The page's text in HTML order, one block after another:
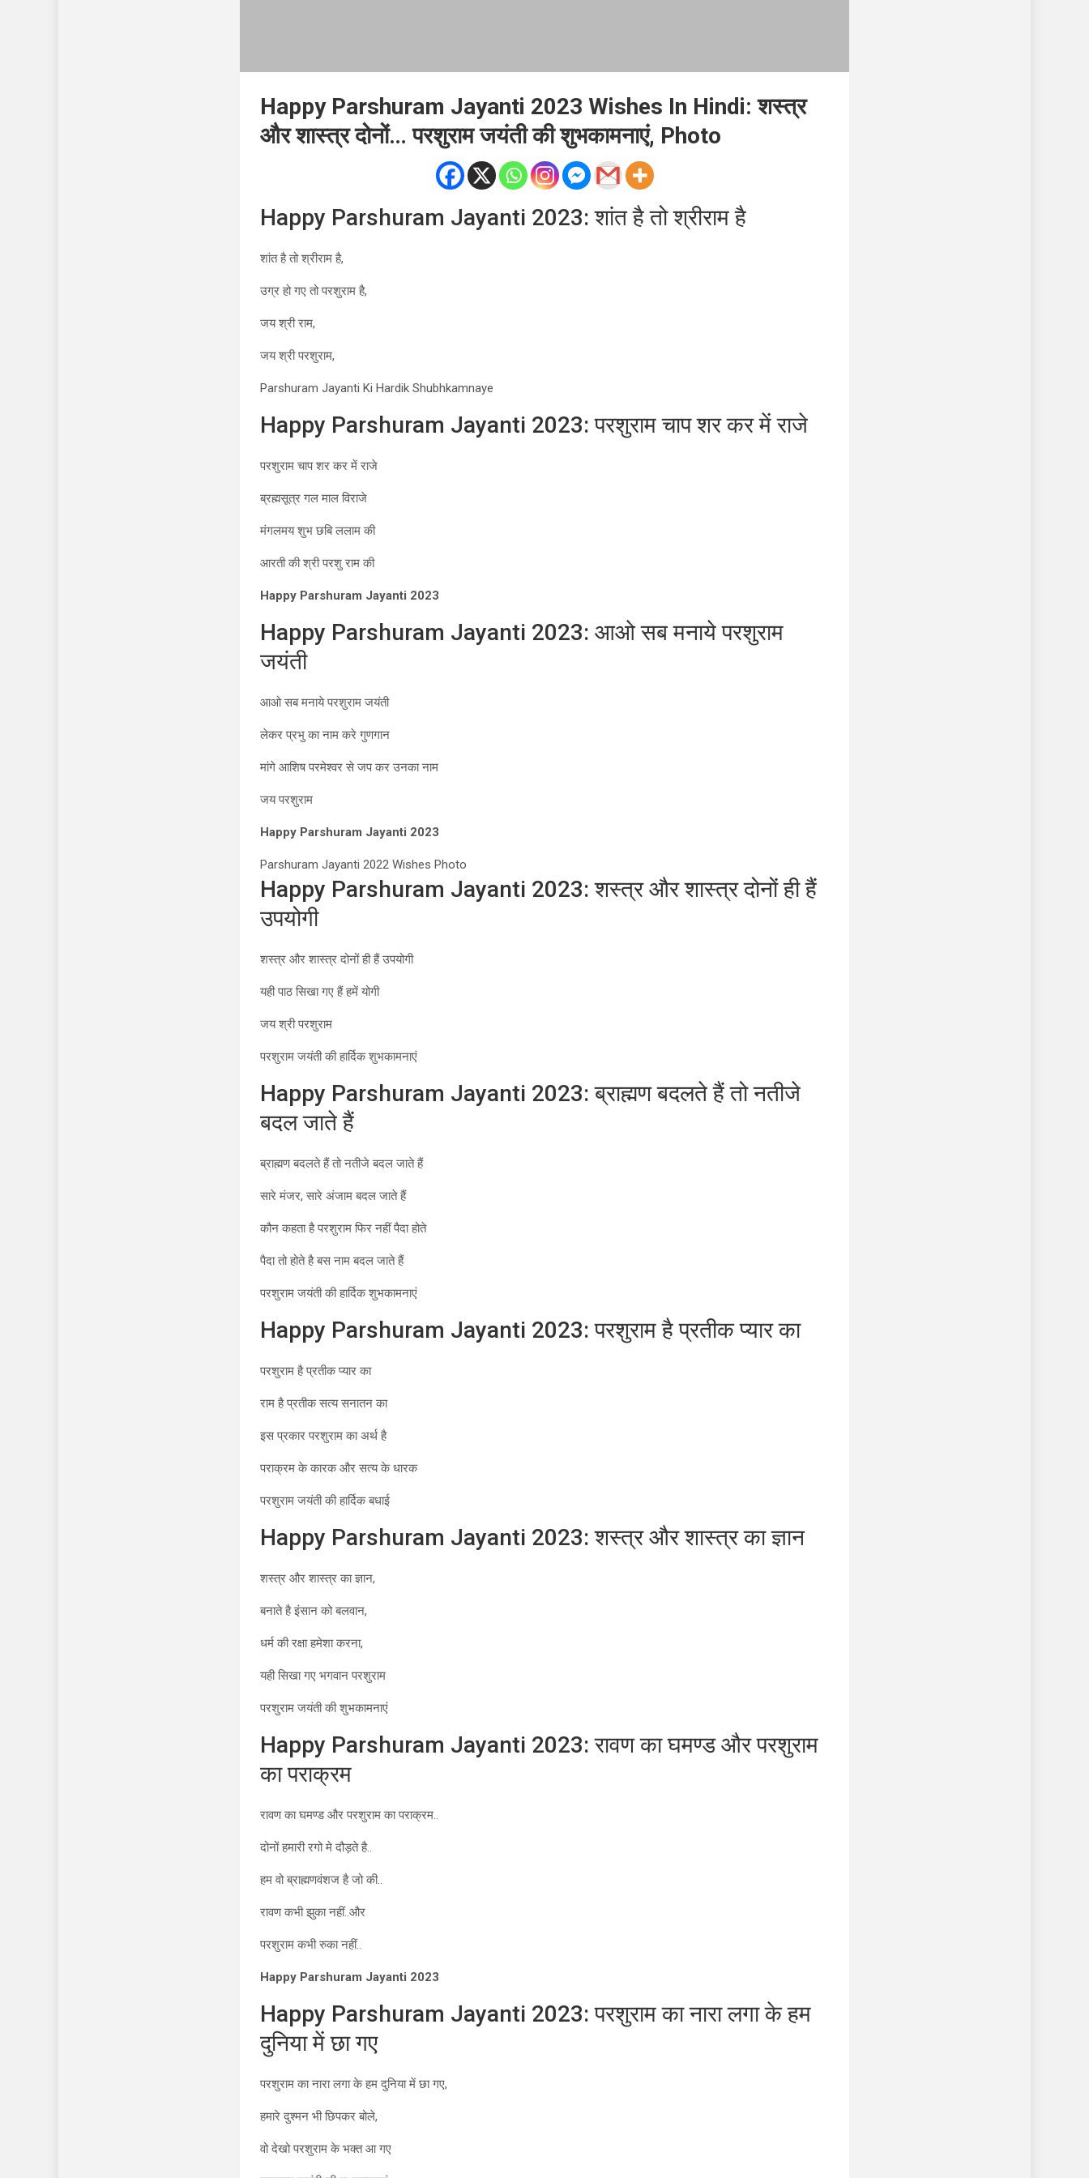
Happy Parshuram Jayanti 2023 Wishes In Hindi: शस्त्र
और शास्त्र दोनों… परशुराम जयंती की शुभकामनाएं, Photo
Happy Parshuram Jayanti 2023: शांत है तो श्रीराम है
शांत है तो श्रीराम है,
उग्र हो गए तो परशुराम है,
जय श्री राम,
जय श्री परशुराम,
Parshuram Jayanti Ki Hardik Shubhkamnaye
Happy Parshuram Jayanti 2023: परशुराम चाप शर कर में राजे
परशुराम चाप शर कर में राजे
ब्रह्मसूत्र गल माल विराजे
मंगलमय शुभ छबि ललाम की
आरती की श्री परशु राम की
Happy Parshuram Jayanti 2023
Happy Parshuram Jayanti 2023: आओ सब मनाये परशुराम
जयंती
आओ सब मनाये परशुराम जयंती
लेकर प्रभु का नाम करे गुणगान
मांगे आशिष परमेश्वर से जप कर उनका नाम
जय परशुराम
Happy Parshuram Jayanti 2023
Parshuram Jayanti 2022 Wishes Photo
Happy Parshuram Jayanti 2023: शस्त्र और शास्त्र दोनों ही हैं
उपयोगी
शस्त्र और शास्त्र दोनों ही हैं उपयोगी
यही पाठ सिखा गए हैं हमें योगी
जय श्री परशुराम
परशुराम जयंती की हार्दिक शुभकामनाएं
Happy Parshuram Jayanti 2023: ब्राह्मण बदलते हैं तो नतीजे
बदल जाते हैं
ब्राह्मण बदलते हैं तो नतीजे बदल जाते हैं
सारे मंजर, सारे अंजाम बदल जाते हैं
कौन कहता है परशुराम फिर नहीं पैदा होते
पैदा तो होते है बस नाम बदल जाते हैं
परशुराम जयंती की हार्दिक शुभकामनाएं
Happy Parshuram Jayanti 2023: परशुराम है प्रतीक प्यार का
परशुराम है प्रतीक प्यार का
राम है प्रतीक सत्य सनातन का
इस प्रकार परशुराम का अर्थ है
पराक्रम के कारक और सत्य के धारक
परशुराम जयंती की हार्दिक बधाई
Happy Parshuram Jayanti 2023: शस्त्र और शास्त्र का ज्ञान
शस्त्र और शास्त्र का ज्ञान,
बनाते है इंसान को बलवान,
धर्म की रक्षा हमेशा करना,
यही सिखा गए भगवान परशुराम
परशुराम जयंती की शुभकामनाएं
Happy Parshuram Jayanti 2023: रावण का घमण्ड और परशुराम
का पराक्रम
रावण का घमण्ड और परशुराम का पराक्रम..
दोनों हमारी रगो मे दौड़ते है..
हम वो ब्राह्मणवंशज है जो की..
रावण कभी झुका नहीं..और
परशुराम कभी रुका नहीं..
Happy Parshuram Jayanti 2023
Happy Parshuram Jayanti 2023: परशुराम का नारा लगा के हम
दुनिया में छा गए
परशुराम का नारा लगा के हम दुनिया में छा गए,
हमारे दुश्मन भी छिपकर बोले,
वो देखो परशुराम के भक्त आ गए